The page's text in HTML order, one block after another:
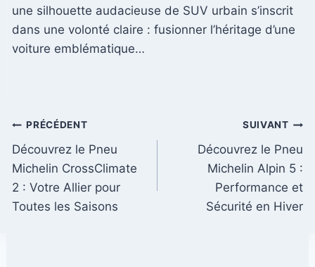
une silhouette audacieuse de SUV urbain s’inscrit
dans une volonté claire : fusionner l’héritage d’une
voiture emblématique…
Navigation
de
l’article
PRÉCÉDENT
Découvrez le Pneu
Michelin CrossClimate
2 : Votre Allier pour
Toutes les Saisons
SUIVANT
Découvrez le Pneu
Michelin Alpin 5 :
Performance et
Sécurité en Hiver